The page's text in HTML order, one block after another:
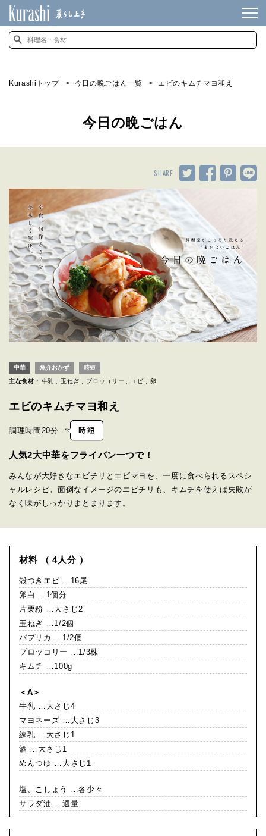
Kurashiトップ 今日の晩ごはん一覧 エビのキムチマヨ和え
今日の晩ごはん
SHARE
中華 魚介おかず 時短
主な食材 : 牛乳 玉ねぎ ブロッコリー エビ 卵
エビのキムチマヨ和え
調理時間 20分
人気2大中華をフライパン一つで！
みんなが大好きなエビチリとエビマヨを、一度に食べられるスペシ
ャルレシピ。面倒なイメージのエビチリも、キムチを使えば失敗が
なく味がしっかりまとまります。
材料 （ 4人分 ）
殻つきエビ …16尾
卵白 …1個分
片栗粉 …大さじ2
玉ねぎ …1/2個
パプリカ …1/2個
ブロッコリー …1/3株
キムチ …100g
＜A＞
牛乳 …大さじ4
マヨネーズ …大さじ3
練乳 …大さじ1
酒 …大さじ1
めんつゆ …大さじ1
塩、こしょう …各少々
サラダ油 …適量